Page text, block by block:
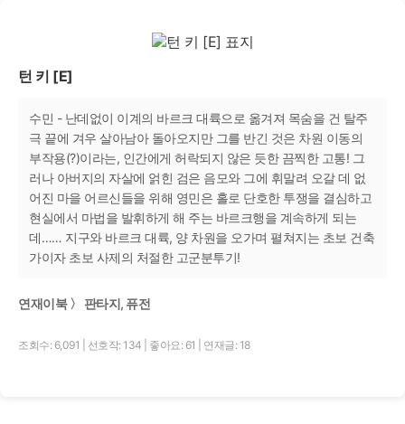
턴 키 [E]
수민 - 난데없이 이계의 바르크 대륙으로 옮겨져 목숨을 건 탈주
극 끝에 겨우 살아남아 돌아오지만 그를 반긴 것은 차원 이동의
부작용(?)이라는, 인간에게 허락되지 않은 듯한 끔찍한 고통! 그
러나 아버지의 자살에 얽힌 검은 음모와 그에 휘말려 오갈 데 없
어진 마을 어르신들을 위해 영민은 홀로 단호한 투쟁을 결심하고
현실에서 마법을 발휘하게 해 주는 바르크행을 계속하게 되는
데…… 지구와 바르크 대륙, 양 차원을 오가며 펼쳐지는 초보 건축
가이자 초보 사제의 처절한 고군분투기!
연재이북 〉 판타지, 퓨전
조회수: 6,091 선호작: 134 좋아요: 61 연재글: 18